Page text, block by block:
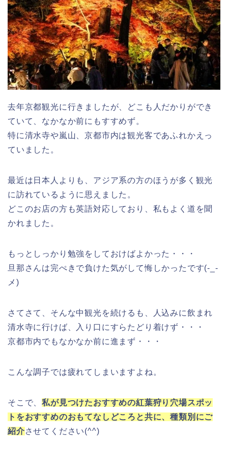
去年京都観光に行きましたが、どこも人だかりができ
ていて、なかなか前にもすすめず。
特に清水寺や嵐山、京都市内は観光客であふれかえっ
ていました。
最近は日本人よりも、アジア系の方のほうが多く観光
に訪れているように思えました。
どこのお店の方も英語対応しており、私もよく道を聞
かれました。
もっとしっかり勉強をしておけばよかった・・・
旦那さんは完ぺきで負けた気がして悔しかったです(-_-
メ)
さてさて、そんな中観光を続けるも、人込みに飲まれ
清水寺に行けば、入り口にすらたどり着けず・・・
京都市内でもなかなか前に進まず・・・
こんな調子では疲れてしまいますよね。
そこで、私が見つけたおすすめの紅葉狩り穴場スポッ
トをおすすめのおもてなしどころと共に、種類別にご
紹介させてください(^^)